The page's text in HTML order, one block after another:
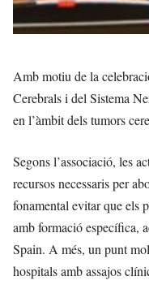
Amb motiu de la
Cerebrals i del Sistema
en l’àmbit dels tumors
Segons l’associació, les
recursos necessaris per
fonamental evitar que els
amb formació específica,
Spain. A més, un punt
hospitals amb assajos